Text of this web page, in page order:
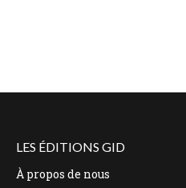
LES ÉDITIONS GID
À propos de nous